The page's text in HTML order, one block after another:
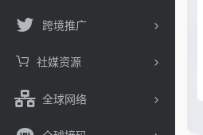
跨境推广
社媒资源
全球网络